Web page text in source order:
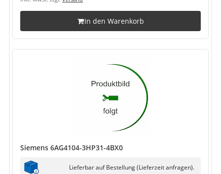
In den Warenkorb
Siemens 6AG4104-3HP31-4BX0
Lieferbar auf Bestellung (Lieferzeit anfragen).